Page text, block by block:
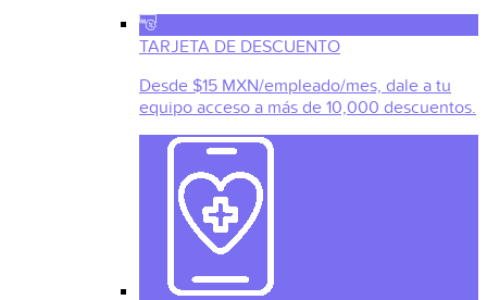
TARJETA DE DESCUENTO
Desde $15 MXN/empleado/mes, dale a tu
equipo acceso a más de 10,000 descuentos.